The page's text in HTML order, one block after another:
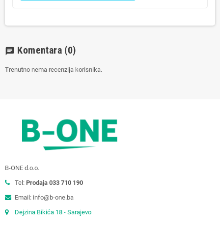
chat Komentara (0)
Trenutno nema recenzija korisnika.
B-ONE d.o.o.
Tel: Prodaja 033 710 190
Email: info@b-one.ba
Dejzina Bikića 18 - Sarajevo